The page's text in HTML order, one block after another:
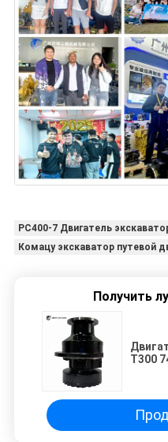
PC400-7 Двигатель
Комацу экскаватор путевой
Получить
T300